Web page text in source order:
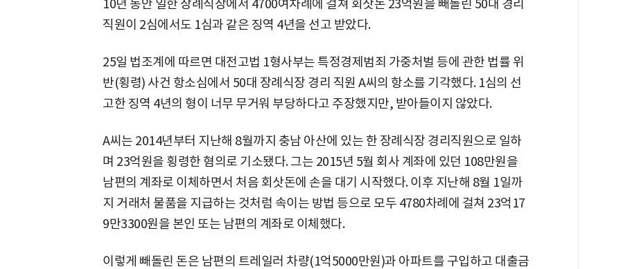
10년 동안 일한 장례식장에서 4700여차례에 걸쳐 회삿돈 23억원을 빼돌린 50대 경리
직원이 2심에서도 1심과 같은 징역 4년을 선고 받았다.
25일 법조계에 따르면 대전고법 1형사부는 특정경제범죄 가중처벌 등에 관한 법률 위
반(횡령) 사건 항소심에서 50대 장례식장 경리 직원 A씨의 항소를 기각했다. 1심의 선
고한 징역 4년의 형이 너무 무거워 부당하다고 주장했지만, 받아들이지 않았다.
A씨는 2014년부터 지난해 8월까지 충남 아산에 있는 한 장례식장 경리직원으로 일하
며 23억원을 횡령한 혐의로 기소됐다. 그는 2015년 5월 회사 계좌에 있던 108만원을
남편의 계좌로 이체하면서 처음 회삿돈에 손을 대기 시작했다. 이후 지난해 8월 1일까
지 거래처 물품을 지급하는 것처럼 속이는 방법 등으로 모두 4780차례에 걸쳐 23억17
9만3300원을 본인 또는 남편의 계좌로 이체했다.
이렇게 빼돌린 돈은 남편의 트레일러 차량(1억5000만원)과 아파트를 구입하고 대출금